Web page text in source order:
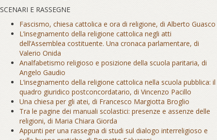
SCENARI E RASSEGNE
Fascismo, chiesa cattolica e ora di religione, di Alberto Guasco
L’insegnamento della religione cattolica negli atti
dell’Assemblea costituente. Una cronaca parlamentare, di
Valerio Onida
Analfabetismo religioso e posizione della scuola paritaria, di
Angelo Gaudio
L’insegnamento della religione cattolica nella scuola pubblica: il
quadro giuridico postconcordatario, di Vincenzo Pacillo
Una chiesa per gli atei, di Francesco Margiotta Broglio
Tra le pagine dei manuali scolastici: presenze e assenze delle
religioni, di Maria Chiara Giorda
Appunti per una rassegna di studi sul dialogo interreligioso e